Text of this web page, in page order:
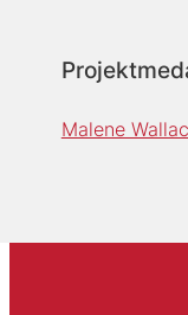
Malene